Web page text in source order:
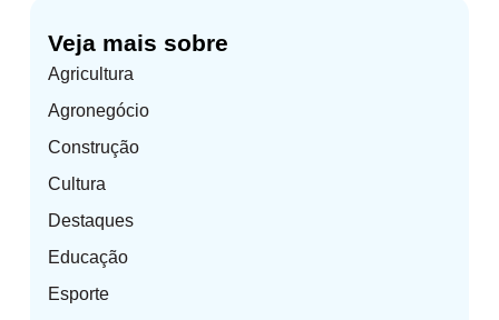
Veja mais sobre
Agricultura
Agronegócio
Construção
Cultura
Destaques
Educação
Esporte